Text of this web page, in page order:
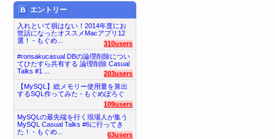
エントリー
入れといて損はない！2014年度にお
世話になったオススメMacアプリ12
選！ - もぐめ...
310users
#ronsakucasual DBの論理削除につい
てひたすら共有する 論理削除 Casual
Talks #1 ...
203users
【MySQL】総メモリー使用量を算出
するSQL作ってみた - もぐめぽろぐ
109users
MySQLの最先端を行く現場人が集う
MySQL Casual Talks #6に行ってき
た！ - もぐめ...
63users